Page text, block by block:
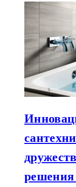
решения